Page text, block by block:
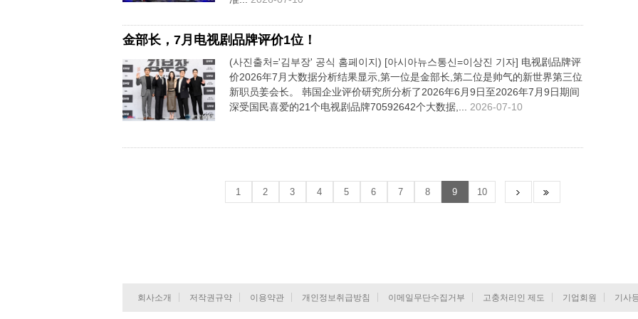
金部长，7月电视剧品牌评价1位！
(사진출처='김부장' 공식 홈페이지) [아시아뉴스통신=이상진 기자] 电视剧品牌评
价2026年7月大数据分析结果显示,第一位是金部长,第二位是帅气的新世界第三位
新职员姜会长。 韩国企业评价研究所分析了2026年6月9日至2026年7月9日期间
深受国民喜爱的21个电视剧品牌70592642个大数据,... 2026-07-10
1 2 3 4 5 6 7 8 9 10
회사소개 저작권규약 이용약관 개인정보취급방침 이메일무단수집거부 고충처리인 제도 기업회원 기사